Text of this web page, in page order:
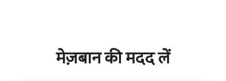
मेज़बान की मदद लें